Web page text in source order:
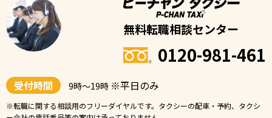
無料転職相談センター
0120-981-461
受付時間 9時〜19時 ※平日のみ
※転職に関する相談用のフリーダイヤルです。タクシーの配車・予約、タクシ